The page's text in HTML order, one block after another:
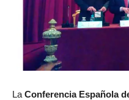
La Conferencia Española